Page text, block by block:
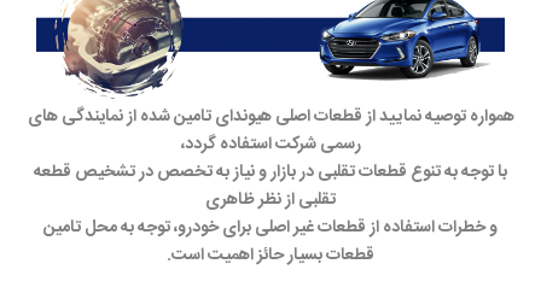
همواره توصیه نمایید از قطعات اصلی هیوندای تامین شده از نمایندگی های
رسمی شرکت استفاده گردد،
با توجه به تنوع قطعات تقلبی در بازار و نیاز به تخصص در تشخیص قطعه
تقلبی از نظر ظاهری
و خطرات استفاده از قطعات غیر اصلی برای خودرو، توجه به محل تامین
قطعات بسیار حائز اهمیت است.